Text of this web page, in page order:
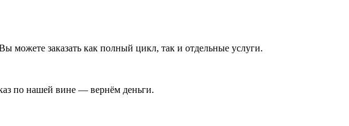
можете заказать как полный цикл, так и отдельные услуги.
по нашей вине — вернём деньги.